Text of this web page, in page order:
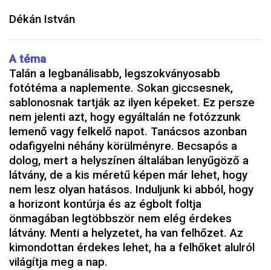
Dékán István
A téma
Talán a legbanálisabb, legszokványosabb
fotótéma a naplemente. Sokan giccsesnek,
sablonosnak tartják az ilyen képeket. Ez persze
nem jelenti azt, hogy egyáltalán ne fotózzunk
lemenő vagy felkelő napot. Tanácsos azonban
odafigyelni néhány körülményre. Becsapós a
dolog, mert a helyszínen általában lenyűgöző a
látvány, de a kis méretű képen már lehet, hogy
nem lesz olyan hatásos. Induljunk ki abból, hogy
a horizont kontúrja és az égbolt foltja
önmagában legtöbbször nem elég érdekes
látvány. Menti a helyzetet, ha van felhőzet. Az
kimondottan érdekes lehet, ha a felhőket alulról
világítja meg a nap.